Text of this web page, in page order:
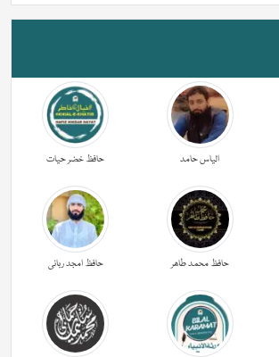
الیاس حامد حافظ خضر حیات
حافظ محمد طاھر حافظ امجد ربانی